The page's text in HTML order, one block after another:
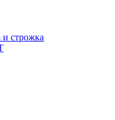
и строжка